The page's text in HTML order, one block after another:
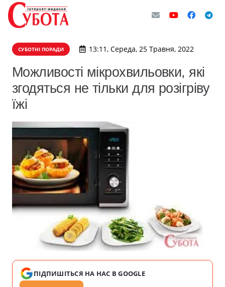
СУБОТНІ ПОРАДИ 13:11, Середа, 25 Травня, 2022
Можливості мікрохвильовки, які
згодяться не тільки для розігріву
їжі
ПІДПИШІТЬСЯ НА НАС В GOOGLE